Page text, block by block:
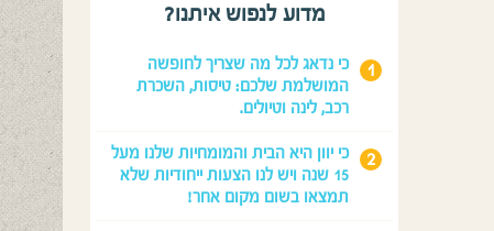
מדוע לנפוש איתנו?
כי נדאג לכל מה שצריך לחופשה
המושלמת שלכם: טיסות, השכרת
רכב, לינה וטיולים.
כי יוון היא הבית והמומחיות שלנו מעל
15 שנה ויש לנו הצעות ייחודיות שלא
תמצאו בשום מקום אחר!